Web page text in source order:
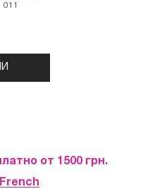
011
от 1500 грн.